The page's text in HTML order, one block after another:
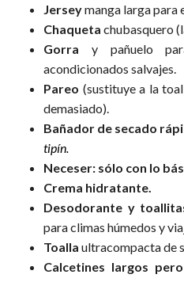
Jerseymanga larga para
Chaqueta chubasquero
Gorra y pañuelo
acondicionados salvajes.
Pareo (sustituye a la
demasiado).
Bañador de secado
tipín.
Neceser: sólo con lo
Crema hidratante.
Desodorante y
para climas húmedos y
Toalla ultracompacta de
Calcetines largos